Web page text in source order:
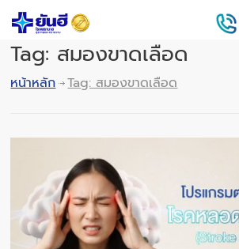
Tag: สมองขาดเลือด
หน้าหลัก Tag: สมองขาดเลือด